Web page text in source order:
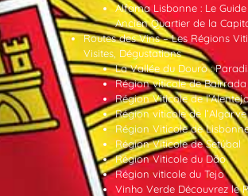
Alfama Lisbonne : Le
Ancien Quartier de la
Routes des Vins – Les Régions
Visites, Dégustations
La Vallée du Douro :
Région viticole de Bairrada
Région Viticole de
Région viticole de l’Algarve
Région Viticole de
Région Viticole de Setúbal
Région Viticole du Dão
Région viticole du Tejo
Vinho Verde Découvrez le